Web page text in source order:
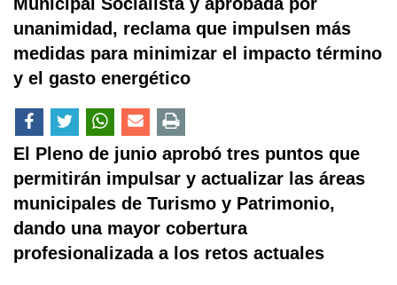
unanimidad, reclama que impulsen más
medidas para minimizar el impacto término
y el gasto energético
El Pleno de junio aprobó tres puntos que
permitirán impulsar y actualizar las áreas
municipales de Turismo y Patrimonio,
dando una mayor cobertura
profesionalizada a los retos actuales